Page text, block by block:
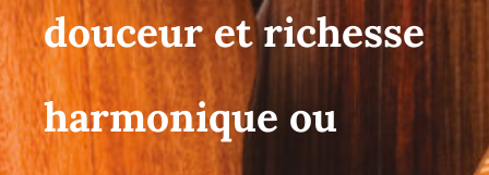
douceur et richesse
harmonique ou